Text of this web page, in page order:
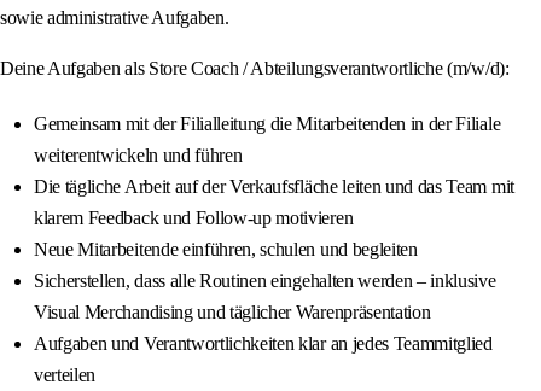
sowie administrative Aufgaben.
Deine Aufgaben als Store Coach / Abteilungsverantwortliche (m/w/d):
Gemeinsam mit der Filialleitung die Mitarbeitenden in der Filiale
weiterentwickeln und führen
Die tägliche Arbeit auf der Verkaufsfläche leiten und das Team mit
klarem Feedback und Follow-up motivieren
Neue Mitarbeitende einführen, schulen und begleiten
Sicherstellen, dass alle Routinen eingehalten werden – inklusive
Visual Merchandising und täglicher Warenpräsentation
Aufgaben und Verantwortlichkeiten klar an jedes Teammitglied
verteilen